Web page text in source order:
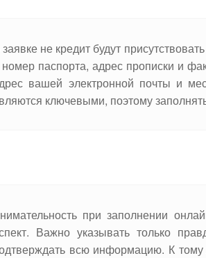
не кредит будут
паспорта, адрес прописки и
вашей электронной почты и
ключевыми, поэтому
при заполнении
Важно указывать только
всю информацию. К